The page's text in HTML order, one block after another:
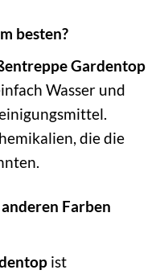
besten?
Gardentop
Wasser und
die die
Farben
ist